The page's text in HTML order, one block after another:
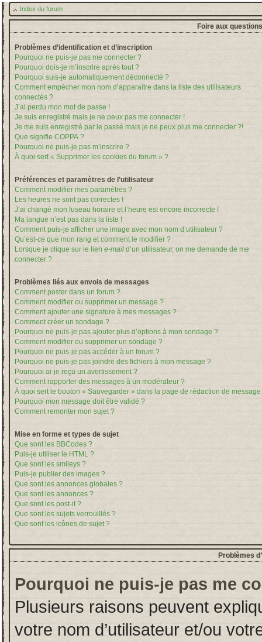
Index du forum
Foire aux
Problèmes d’identification et d’inscription
Pourquoi ne puis-je pas me connecter ?
Pourquoi dois-je m’inscrire après tout ?
Pourquoi suis-je automatiquement déconnecté ?
Comment empêcher mon nom d’apparaître dans la liste des utilisateurs
connectés ?
J’ai perdu mon mot de passe !
Je suis enregistré mais je ne peux pas me connecter !
Je me suis enregistré par le passé mais je ne peux plus me connecter ?!
Que signifie COPPA ?
Pourquoi ne puis-je pas m’inscrire ?
À quoi sert « Supprimer les cookies du forum » ?
Préférences et paramètres de l’utilisateur
Comment modifier mes paramètres ?
Les heures ne sont pas correctes !
J’ai changé mon fuseau horaire et l’heure est encore incorrecte !
Ma langue n’est pas dans la liste !
Comment puis-je afficher une image avec mon nom d’utilisateur ?
Qu’est-ce que mon rang et comment le modifier ?
Lorsque je clique sur le lien e-mail d’un utilisateur, on me demande de me
connecter ?
Problèmes liés aux envois de messages
Comment poster dans un forum ?
Comment modifier ou supprimer un message ?
Comment ajouter une signature à mes messages ?
Comment créer un sondage ?
Pourquoi ne puis-je pas ajouter plus d’options à mon sondage ?
Comment modifier ou supprimer un sondage ?
Pourquoi ne puis-je pas accéder à un forum ?
Pourquoi ne puis-je pas joindre des fichiers à mon message ?
Pourquoi ai-je reçu un avertissement ?
Comment rapporter des messages à un modérateur ?
À quoi sert le bouton « Sauvegarder » dans la page de rédaction de message
Pourquoi mon message doit être validé ?
Comment remonter mon sujet ?
Mise en forme et types de sujet
Que sont les BBCodes ?
Puis-je utiliser le HTML ?
Que sont les smileys ?
Puis-je publier des images ?
Que sont les annonces globales ?
Que sont les annonces ?
Que sont les post-it ?
Que sont les sujets verrouillés ?
Que sont les icônes de sujet ?
Problèmes
Pourquoi ne puis-je pas me
Plusieurs raisons peuvent
votre nom d’utilisateur et/ou